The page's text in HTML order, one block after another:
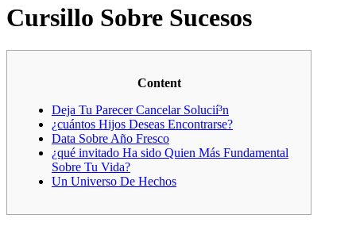
Cursillo Sobre Sucesos
Content
Deja Tu Parecer Cancelar Solucií³n
¿cuántos Hijos Deseas Encontrarse?
Data Sobre Año Fresco
¿qué invitado Ha sido Quien Más Fundamental
Sobre Tu Vida?
Un Universo De Hechos